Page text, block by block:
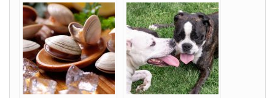
Localizam?